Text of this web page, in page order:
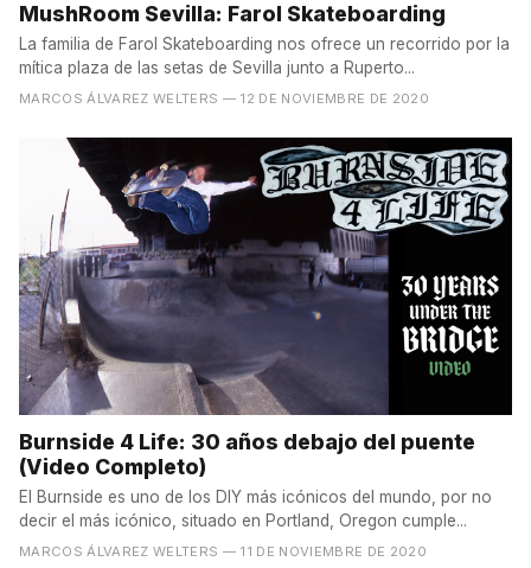
MushRoom Sevilla: Farol Skateboarding
La familia de Farol Skateboarding nos ofrece un recorrido por la
mítica plaza de las setas de Sevilla junto a Ruperto...
MARCOS ÁLVAREZ WELTERS — 12 DE NOVIEMBRE DE 2020
Burnside 4 Life: 30 años debajo del puente
(Video Completo)
El Burnside es uno de los DIY más icónicos del mundo, por no
decir el más icónico, situado en Portland, Oregon cumple...
MARCOS ÁLVAREZ WELTERS — 11 DE NOVIEMBRE DE 2020